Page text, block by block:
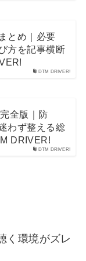
DTM DRIVER!
とめ｜必要
方を記事横断
DTM DRIVER!
全版｜防
わず整える総
DRIVER!
く環境がズレ